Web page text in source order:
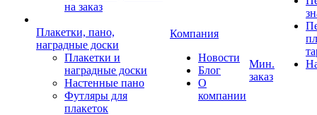
на заказ
Плакетки, пано,
наградные доски
Плакетки и
наградные доски
Настенные пано
Футляры для
плакеток
Компания
Новости
Блог
О
компании
Мин.
заказ